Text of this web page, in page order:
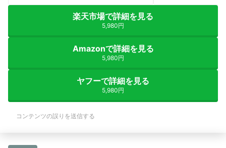
楽天市場で詳細を見る
5,980円
Amazonで詳細を見る
5,980円
ヤフーで詳細を見る
5,980円
コンテンツの誤りを送信する